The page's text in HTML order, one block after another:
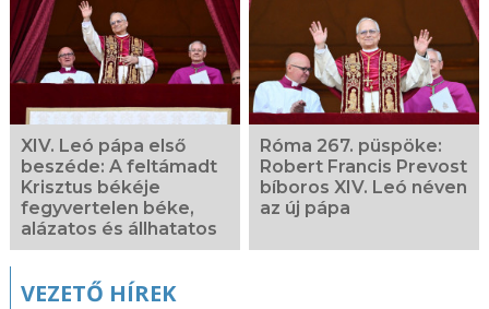
XIV. Leó pápa első
beszéde: A feltámadt
Krisztus békéje
fegyvertelen béke,
alázatos és állhatatos
Róma 267. püspöke:
Robert Francis Prevost
bíboros XIV. Leó néven
az új pápa
VEZETŐ HÍREK